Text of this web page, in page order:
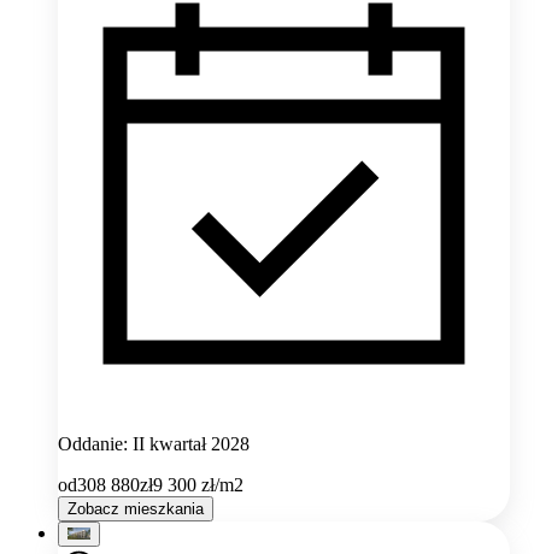
Oddanie: II kwartał 2028
od308 880zł9 300 zł/m2
Zobacz mieszkania